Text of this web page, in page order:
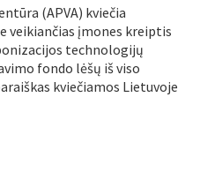
(APVA) kviečia
veikiančias įmones kreiptis
technologijų
fondo lėšų iš viso
kviečiamos Lietuvoje